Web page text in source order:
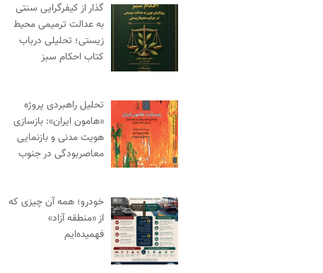
گذار از کیفرگرایی سنتی
به عدالت ترمیمی محیط‌
زیستی؛ تحلیلی درباب
کتاب احکام سبز
تحلیل راهبردی پروژه
«هامون ایران»: بازسازی
هویت مدنی و بازنمایی
معاصربودگی در جنوب
خودرو؛ همه آن چیزی که
از «منطقه آزاد»
فهمیده‌ایم